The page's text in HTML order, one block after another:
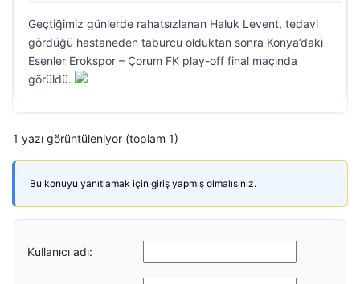
Geçtiğimiz günlerde rahatsızlanan Haluk Levent, tedavi
gördüğü hastaneden taburcu olduktan sonra Konya’daki
Esenler Erokspor – Çorum FK play-off final maçında
görüldü.
1 yazı görüntüleniyor (toplam 1)
Bu konuyu yanıtlamak için giriş yapmış olmalısınız.
Kullanıcı adı: